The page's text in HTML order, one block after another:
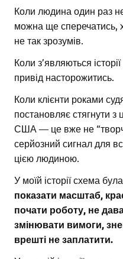
Коли людина один раз
можна ще сперечатись,
не так зрозумів.
Коли з’являються
привід насторожитись.
Коли клієнти роками
постановляє стягнути з
США — це вже не
серйозний сигнал для
цією людиною.
У моїй історії схема
показати масштаб,
почати роботу, не
змінювати вимоги,
врешті не заплатити.